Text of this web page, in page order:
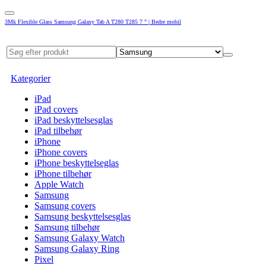
3Mk Flexible Glass Samsung Galaxy Tab A T280 T285 7 " | Bedre mobil
Kategorier
iPad
iPad covers
iPad beskyttelsesglas
iPad tilbehør
iPhone
iPhone covers
iPhone beskyttelseglas
iPhone tilbehør
Apple Watch
Samsung
Samsung covers
Samsung beskyttelsesglas
Samsung tilbehør
Samsung Galaxy Watch
Samsung Galaxy Ring
Pixel